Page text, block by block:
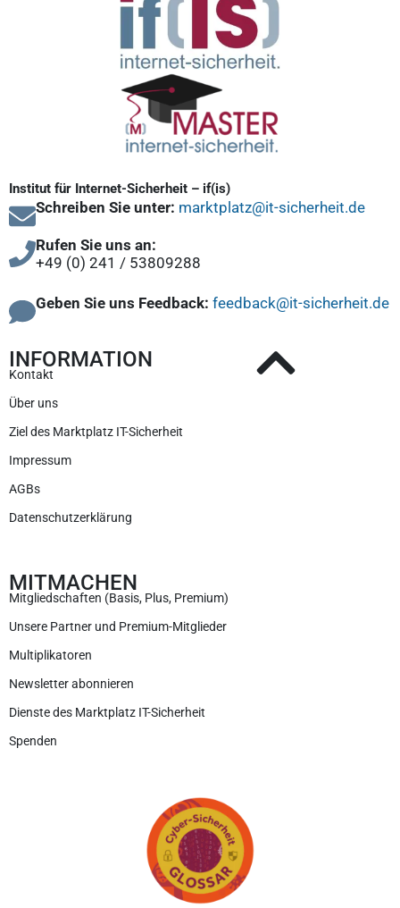
Institut für Internet-Sicherheit – if(is)
Schreiben Sie unter: marktplatz@it-sicherheit.de
Rufen Sie uns an:
+49 (0) 241 / 53809288
Geben Sie uns Feedback: feedback@it-sicherheit.de
INFORMATION
Kontakt
Über uns
Ziel des Marktplatz IT-Sicherheit
Impressum
AGBs
Datenschutzerklärung
MITMACHEN
Mitgliedschaften (Basis, Plus, Premium)
Unsere Partner und Premium-Mitglieder
Multiplikatoren
Newsletter abonnieren
Dienste des Marktplatz IT-Sicherheit
Spenden